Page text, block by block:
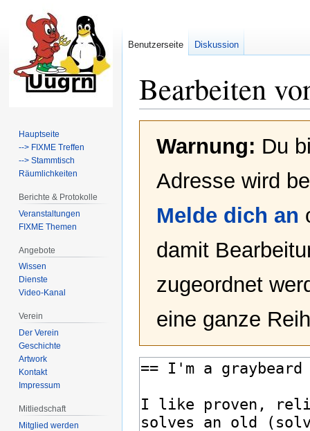
Bearbeiten
Navigation
SucheWarnung: Du
Adresse wird
Melde dich an
damit
zugeordnet
eine ganze
Benutzerseite Diskussion
Hauptseite
--> FIXME Treffen
--> Stammtisch
Räumlichkeiten
Berichte & Protokolle
Veranstaltungen
FIXME Themen
Angebote
Wissen
Dienste
Video-Kanal
Verein
Der Verein
Geschichte
Artwork
Kontakt
Impressum
Mitliedschaft
Mitglied werden